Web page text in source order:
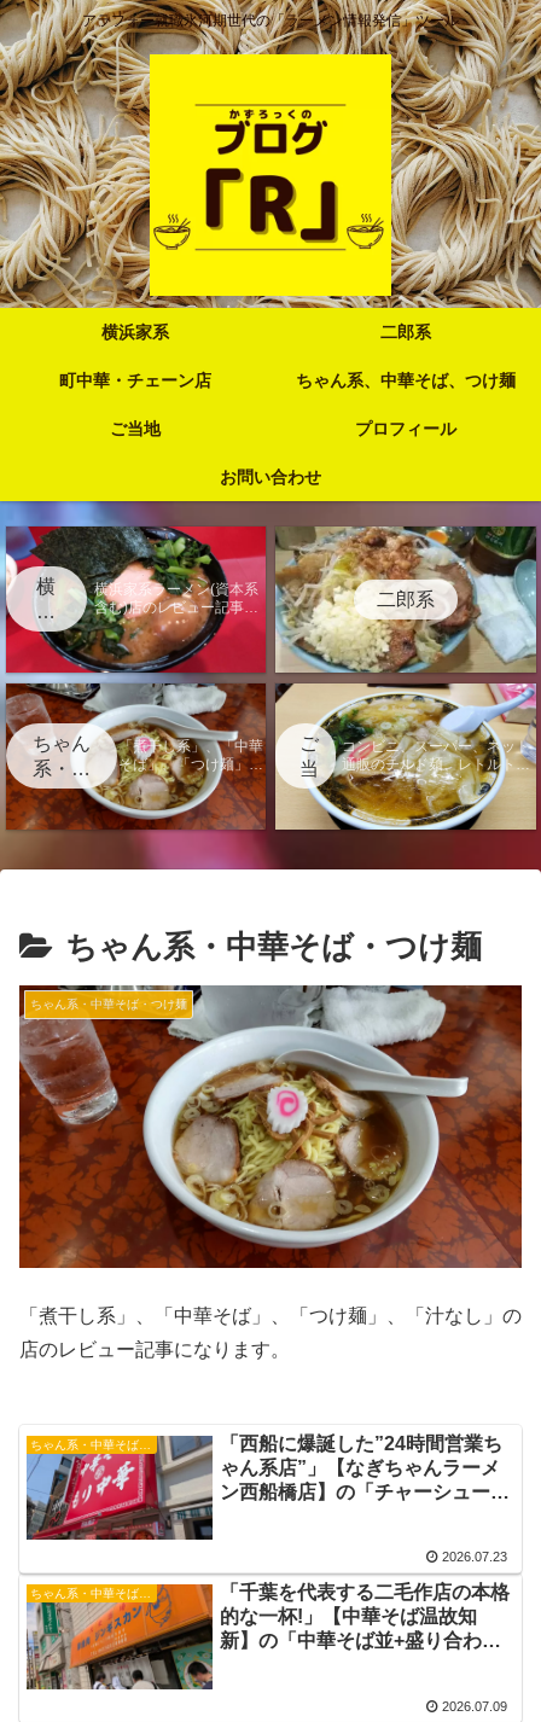
アラフォー就職氷河期世代の「ラーメン情報発信」ツール
横浜家系 二郎系
町中華・チェーン店 ちゃん系、中華そば、つけ麺
ご当地 プロフィール
お問い合わせ
横
浜
家
横浜家系ラーメン(資本系
含む)店のレビュー記事に
なります。
二郎系
ちゃん
系・中
華そ
ば・つ
「煮干し系」、「中華
そば」、「つけ麺」、
「汁なし」の店のレビ
ュー記事になります。
ご
当
地
コンビニ、スーパー、ネット
通販のチルド麺、レトルト、
袋麺のレビュー記事またはラ
ーメンに関する電子書籍出版
情報のページになります。
ちゃん系・中華そば・つけ麺
ちゃん系・中華そば・つけ麺
「煮干し系」、「中華そば」、「つけ麺」、「汁なし」の
店のレビュー記事になります。
「西船に爆誕した”24時間営業ち
ゃん系店”」【なぎちゃんラーメ
ン西船橋店】の「チャーシューも
2026.07.23
ちゃん系・中華そば・つけ麺
「千葉を代表する二毛作店の本格
的な一杯!」【中華そば温故知
新】の「中華そば並+盛り合わせ
2026.07.09